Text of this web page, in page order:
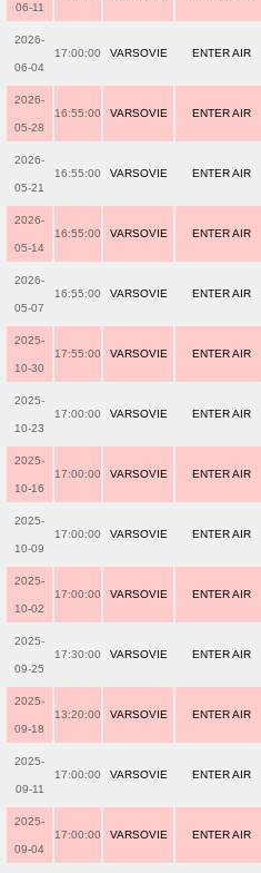
06-11
2026-
06-04
17:00:00 VARSOVIE ENTER AIR
2026-
05-28
16:55:00 VARSOVIE ENTER AIR
2026-
05-21
16:55:00 VARSOVIE ENTER AIR
2026-
05-14
16:55:00 VARSOVIE ENTER AIR
2026-
05-07
16:55:00 VARSOVIE ENTER AIR
2025-
10-30
17:55:00 VARSOVIE ENTER AIR
2025-
10-23
17:00:00 VARSOVIE ENTER AIR
2025-
10-16
17:00:00 VARSOVIE ENTER AIR
2025-
10-09
17:00:00 VARSOVIE ENTER AIR
2025-
10-02
17:00:00 VARSOVIE ENTER AIR
2025-
09-25
17:30:00 VARSOVIE ENTER AIR
2025-
09-18
13:20:00 VARSOVIE ENTER AIR
2025-
09-11
17:00:00 VARSOVIE ENTER AIR
2025-
09-04
17:00:00 VARSOVIE ENTER AIR